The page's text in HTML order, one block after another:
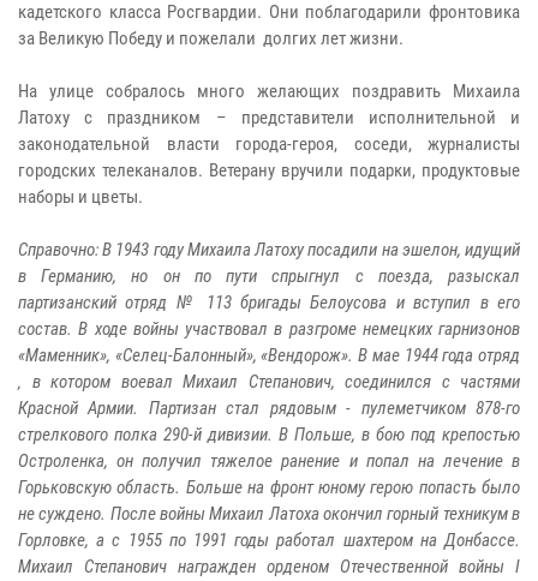
кадетского класса Росгвардии. Они поблагодарили фронтовика
за Великую Победу и пожелали долгих лет жизни.
На улице собралось много желающих поздравить Михаила
Латоху с праздником – представители исполнительной и
законодательной власти города-героя, соседи, журналисты
городских телеканалов. Ветерану вручили подарки, продуктовые
наборы и цветы.
Справочно: В 1943 году Михаила Латоху посадили на эшелон, идущий
в Германию, но он по пути спрыгнул с поезда, разыскал
партизанский отряд № 113 бригады Белоусова и вступил в его
состав. В ходе войны участвовал в разгроме немецких гарнизонов
«Маменник», «Селец-Балонный», «Вендорож». В мае 1944 года отряд
‚ в котором воевал Михаил Степанович, соединился с частями
Красной Армии. Партизан стал рядовым - пулеметчиком 878-го
стрелкового полка 290-й дивизии. В Польше, в бою под крепостью
Остроленка, он получил тяжелое ранение и попал на лечение в
Горьковскую область. Больше на фронт юному герою попасть было
не суждено. После войны Михаил Латоха окончил горный техникум в
Горловке, а с 1955 по 1991 годы работал шахтером на Донбассе.
Михаил Степанович награжден орденом Отечественной войны I